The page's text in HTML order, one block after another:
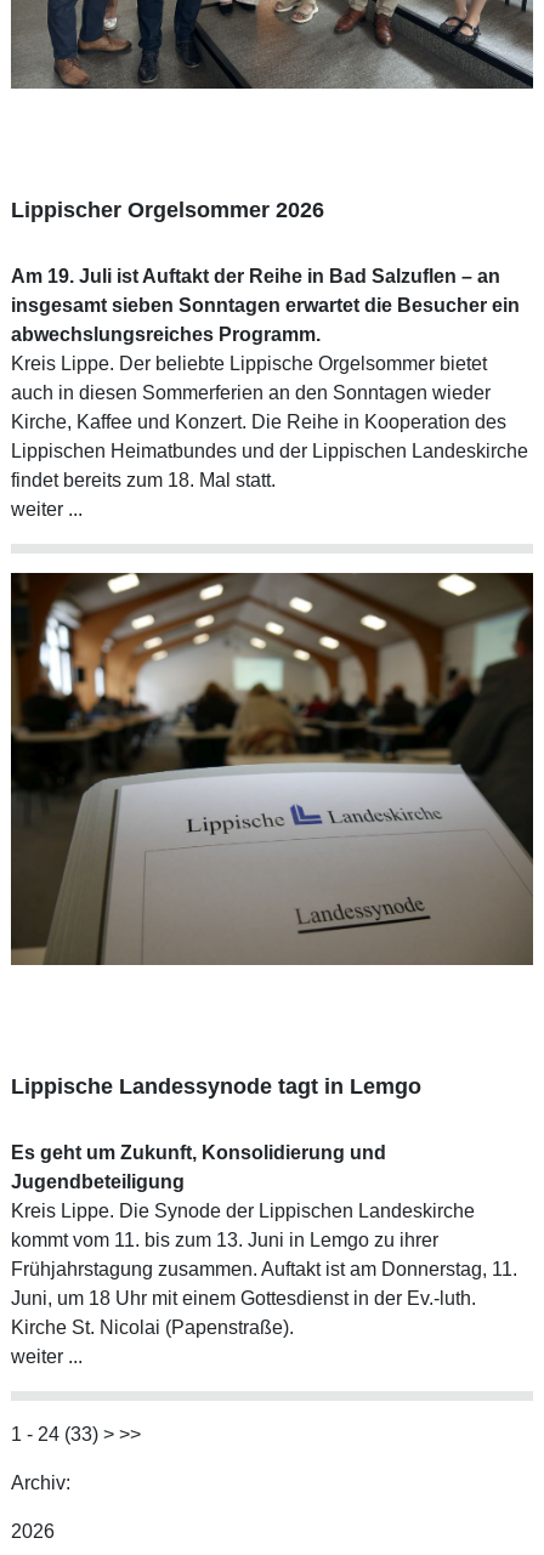
Lippischer Orgelsommer 2026
Am 19. Juli ist Auftakt der Reihe in Bad Salzuflen – an
insgesamt sieben Sonntagen erwartet die Besucher ein
abwechslungsreiches Programm.
Kreis Lippe. Der beliebte Lippische Orgelsommer bietet
auch in diesen Sommerferien an den Sonntagen wieder
Kirche, Kaffee und Konzert. Die Reihe in Kooperation des
Lippischen Heimatbundes und der Lippischen Landeskirche
findet bereits zum 18. Mal statt.
weiter ...
Lippische Landessynode tagt in Lemgo
Es geht um Zukunft, Konsolidierung und
Jugendbeteiligung
Kreis Lippe. Die Synode der Lippischen Landeskirche
kommt vom 11. bis zum 13. Juni in Lemgo zu ihrer
Frühjahrstagung zusammen. Auftakt ist am Donnerstag, 11.
Juni, um 18 Uhr mit einem Gottesdienst in der Ev.-luth.
Kirche St. Nicolai (Papenstraße).
weiter ...
1 - 24 (33) > >>
Archiv:
2026